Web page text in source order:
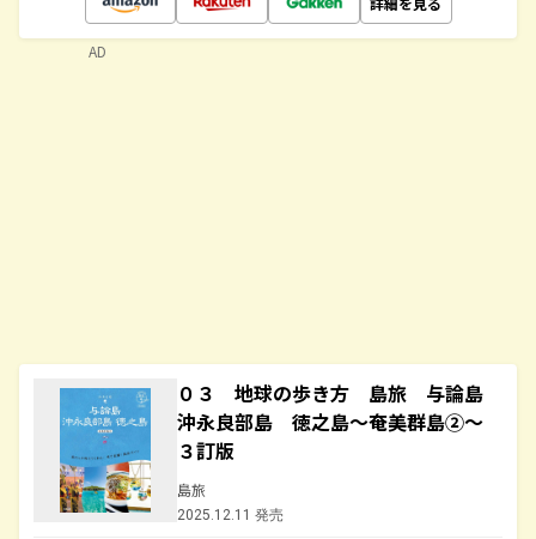
０３ 地球の歩き方 島旅 与論島
沖永良部島 徳之島～奄美群島②～
３訂版
島旅
2025.12.11 発売
AD